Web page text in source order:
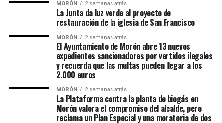
MORÓN 2 semanas atrás
La Junta da luz verde al proyecto de
restauración de la iglesia de San Francisco
MORÓN 2 semanas atrás
El Ayuntamiento de Morón abre 13 nuevos
expedientes sancionadores por vertidos ilegales
y recuerda que las multas pueden llegar a los
2.000 euros
MORÓN 2 semanas atrás
La Plataforma contra la planta de biogás en
Morón valora el compromiso del alcalde, pero
reclama un Plan Especial y una moratoria de dos